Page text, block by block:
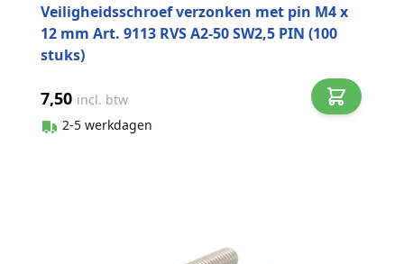
Veiligheidsschroef verzonken met pin M4 x
12 mm Art. 9113 RVS A2-50 SW2,5 PIN (100
stuks)
7,50 incl. btw
2-5 werkdagen